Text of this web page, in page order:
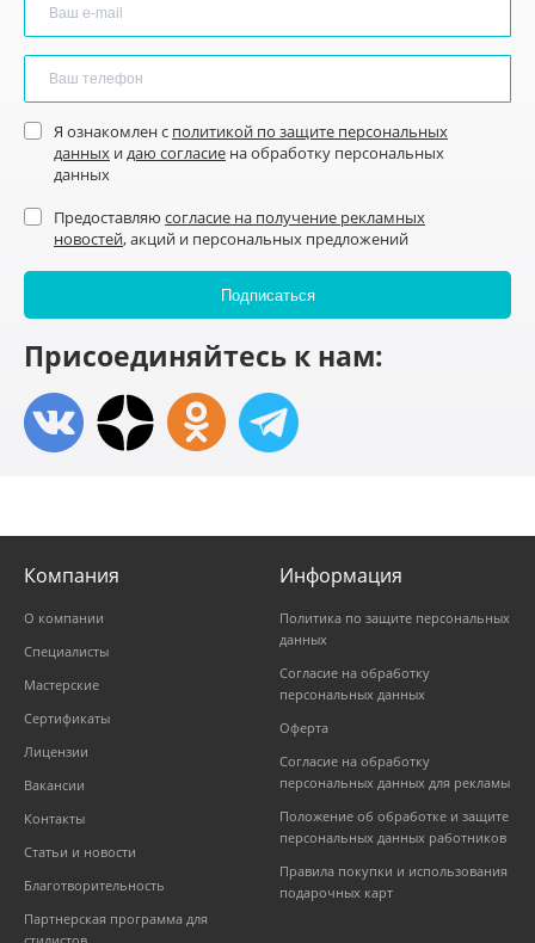
Я ознакомлен с политикой по защите персональных
данных и даю согласие на обработку персональных
данных
Предоставляю согласие на получение рекламных
новостей, акций и персональных предложений
Присоединяйтесь к нам:
Компания
О компании
Специалисты
Мастерские
Сертификаты
Лицензии
Вакансии
Контакты
Статьи и новости
Благотворительность
Партнерская программа для
Информация
Политика по защите персональных
данных
Согласие на обработку
персональных данных
Оферта
Согласие на обработку
персональных данных для рекламы
Положение об обработке и защите
персональных данных работников
Правила покупки и использования
подарочных карт